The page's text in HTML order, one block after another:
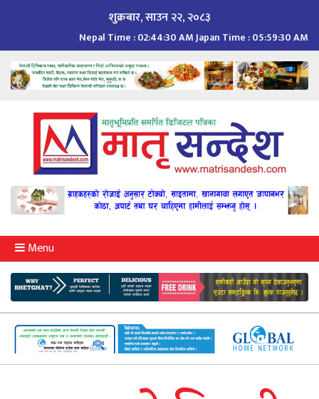
शुक्रबार, साउन २२, २०८३
Nepal Time :02:44:31 AMJapan Time :05:59:31 AM
Menu